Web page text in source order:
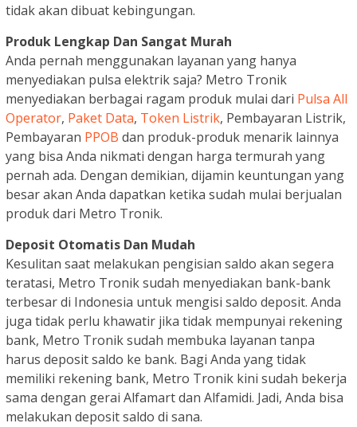
tidak akan dibuat kebingungan.
Produk Lengkap Dan Sangat Murah
Anda pernah menggunakan layanan yang hanya
menyediakan pulsa elektrik saja? Metro Tronik
menyediakan berbagai ragam produk mulai dari Pulsa All
Operator, Paket Data, Token Listrik, Pembayaran Listrik,
Pembayaran PPOB dan produk-produk menarik lainnya
yang bisa Anda nikmati dengan harga termurah yang
pernah ada. Dengan demikian, dijamin keuntungan yang
besar akan Anda dapatkan ketika sudah mulai berjualan
produk dari Metro Tronik.
Deposit Otomatis Dan Mudah
Kesulitan saat melakukan pengisian saldo akan segera
teratasi, Metro Tronik sudah menyediakan bank-bank
terbesar di Indonesia untuk mengisi saldo deposit. Anda
juga tidak perlu khawatir jika tidak mempunyai rekening
bank, Metro Tronik sudah membuka layanan tanpa
harus deposit saldo ke bank. Bagi Anda yang tidak
memiliki rekening bank, Metro Tronik kini sudah bekerja
sama dengan gerai Alfamart dan Alfamidi. Jadi, Anda bisa
melakukan deposit saldo di sana.